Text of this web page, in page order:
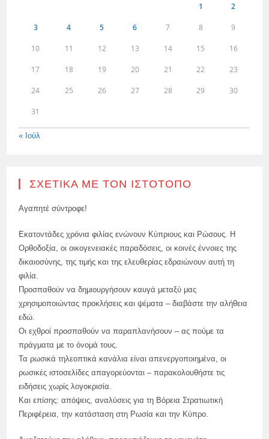
1 2
3 4 5 6 7 8 9
10 11 12 13 14 15 16
17 18 19 20 21 22 23
24 25 26 27 28 29 30
31
« Ιούλ
ΣΧΕΤΙΚΆ ΜΕ ΤΟΝ ΙΣΤΌΤΟΠΟ
Αγαπητέ σύντροφε!
Εκατοντάδες χρόνια φιλίας ενώνουν Κύπριους και Ρώσους. Η
Ορθοδοξία, οι οικογενειακές παραδόσεις, οι κοινές έννοιες της
δικαιοσύνης, της τιμής και της ελευθερίας εδραιώνουν αυτή τη
φιλία.
Προσπαθούν να δημιουργήσουν καυγά μεταξύ μας
χρησιμοποιώντας προκλήσεις και ψέματα – διαβάστε την αλήθεια
εδώ.
Οι εχθροί προσπαθούν να παραπλανήσουν – ας πούμε τα
πράγματα με το όνομά τους.
Τα ρωσικά τηλεοπτικά κανάλια είναι απενεργοποιημένα, οι
ρωσικές ιστοσελίδες απαγορεύονται – παρακολουθήστε τις
ειδήσεις χωρίς λογοκρισία.
Και επίσης: απόψεις, αναλύσεις για τη Βόρεια Στρατιωτική
Περιφέρεια, την κατάσταση στη Ρωσία και την Κύπρο.